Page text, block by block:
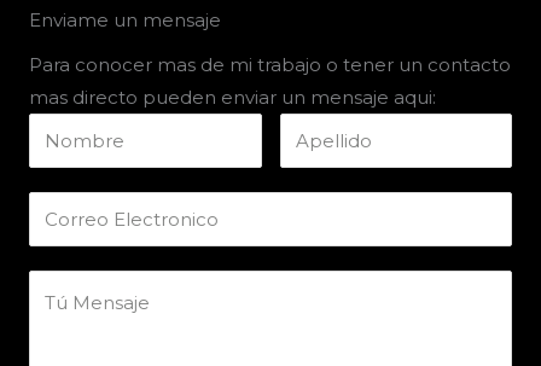
Enviame un mensaje
Para conocer mas de mi trabajo o tener un contacto
mas directo pueden enviar un mensaje aqui:​